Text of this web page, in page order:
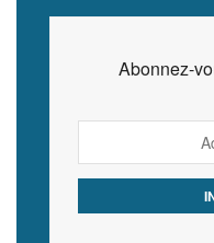
Abonnez-